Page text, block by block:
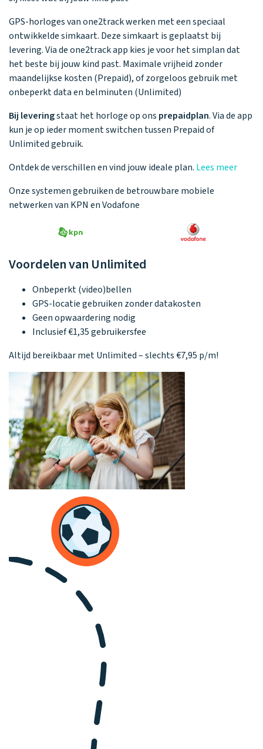
GPS-horloges van one2track werken met een speciaal
ontwikkelde simkaart. Deze simkaart is geplaatst bij
levering. Via de one2track app kies je voor het simplan dat
het beste bij jouw kind past. Maximale vrijheid zonder
maandelijkse kosten (Prepaid), of zorgeloos gebruik met
onbeperkt data en belminuten (Unlimited)
Bij leveringstaat het horloge opons prepaidplan. Via de app
kun je op ieder moment switchen tussen Prepaid of
Unlimited gebruik.
Ontdek de verschillen en vind jouw ideale plan. Lees meer
Onze systemen gebruiken de betrouwbare mobiele
netwerken van KPN en Vodafone
Voordelen van Unlimited
Onbeperkt (video)bellen
GPS-locatie gebruiken zonder datakosten
Geen opwaardering nodig
Inclusief €1,35 gebruikersfee
Altijd bereikbaar met Unlimited –slechts €7,95 p/m!